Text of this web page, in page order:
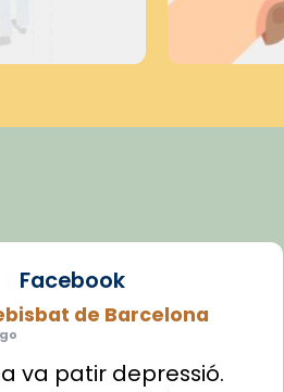
Facebook
de Barcelona
va patir depressió.